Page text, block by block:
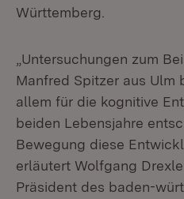
Württemberg.
„Untersuchungen zum
Manfred Spitzer aus Ulm
allem für die kognitive
beiden Lebensjahre
Bewegung diese
erläutert Wolfgang
Präsident des baden-